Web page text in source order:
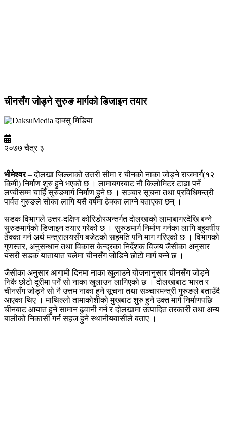
चीनसँग जोड्ने सुरुङ मार्गको डिजाइन तयार
दाक्सु मिडिया
|
२०७७ चैत्र ३
भीमेश्वर– दोलखा जिल्लाको उत्तरी सीमा र चीनको नाका जोड्ने राजमार्ग(१२
किमी) निर्माण शुरु हुने भएको छ । लामाबगरबाट नौ किलोमिटर टाढा पर्ने
लप्चीसम्म चाहिँ सुरुङमार्ग निर्माण हुने छ । सञ्चार सूचना तथा प्रविधिमन्त्री
पार्वत गुरुङले सोका लागि यसै वर्षमा ठेक्का लाग्ने बताएका छन् ।
सडक विभागले उत्तर-दक्षिण कोरिडोरअन्तर्गत दोलखाको लामाबागरदेखि बन्ने
सुरुङमार्गको डिजाइन तयार गरेकोे छ । सुरुङमार्ग निर्माण गर्नका लागि बहुवर्षीय
ठेक्का गर्न अर्थ मन्त्रालयसँग बजेटको सहमति पनि माग गरिएको छ । विभागको
गुणस्तर, अनुसन्धान तथा विकास केन्द्रका निर्देशक विजय जैसीका अनुसार
यसरी सडक यातायात चलेमा चीनसँग जोडिने छोटो मार्ग बन्ने छ ।
जैसीका अनुसार आगामी दिनमा नाका खुलाउने योजनानुसार चीनसँग जोड्ने
निकै छोटो दूरीमा पर्ने सो नाका खुलाउन लागिएको छ । दोलखाबाट भारत र
चीनसँग जोड्ने सो नै उत्तम नाका हुने सूचना तथा सञ्चारमन्त्री गुरुङले बताउँदै
आएका थिए । माथिल्लो तामाकोशीको मुखबाट शुरु हुने उक्त मार्ग निर्माणपछि
चीनबाट आयात हुने सामान ढुवानी गर्न र दोलखामा उत्पादित तरकारी तथा अन्य
बालीको निकासी गर्न सहज हुने स्थानीयवासीले बताए ।